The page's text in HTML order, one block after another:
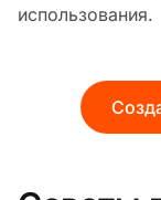
использования.